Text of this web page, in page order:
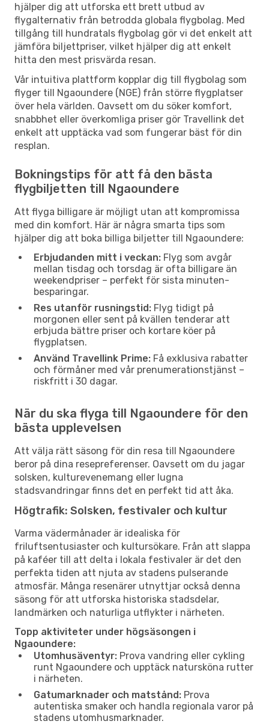
hjälper dig att utforska ett brett utbud av
flygalternativ från betrodda globala flygbolag. Med
tillgång till hundratals flygbolag gör vi det enkelt att
jämföra biljettpriser, vilket hjälper dig att enkelt
hitta den mest prisvärda resan.
Vår intuitiva plattform kopplar dig till flygbolag som
flyger till Ngaoundere (NGE) från större flygplatser
över hela världen. Oavsett om du söker komfort,
snabbhet eller överkomliga priser gör Travellink det
enkelt att upptäcka vad som fungerar bäst för din
resplan.
Bokningstips för att få den bästa
flygbiljetten till Ngaoundere
Att flyga billigare är möjligt utan att kompromissa
med din komfort. Här är några smarta tips som
hjälper dig att boka billiga biljetter till Ngaoundere:
Erbjudanden mitt i veckan: Flyg som avgår
mellan tisdag och torsdag är ofta billigare än
weekendpriser – perfekt för sista minuten-
besparingar.
Res utanför rusningstid: Flyg tidigt på
morgonen eller sent på kvällen tenderar att
erbjuda bättre priser och kortare köer på
flygplatsen.
Använd Travellink Prime: Få exklusiva rabatter
och förmåner med vår prenumerationstjänst –
riskfritt i 30 dagar.
När du ska flyga till Ngaoundere för den
bästa upplevelsen
Att välja rätt säsong för din resa till Ngaoundere
beror på dina resepreferenser. Oavsett om du jagar
solsken, kulturevenemang eller lugna
stadsvandringar finns det en perfekt tid att åka.
Högtrafik: Solsken, festivaler och kultur
Varma vädermånader är idealiska för
friluftsentusiaster och kultursökare. Från att slappa
på kaféer till att delta i lokala festivaler är det den
perfekta tiden att njuta av stadens pulserande
atmosfär. Många resenärer utnyttjar också denna
säsong för att utforska historiska stadsdelar,
landmärken och naturliga utflykter i närheten.
Topp aktiviteter under högsäsongen i
Ngaoundere:
Utomhusäventyr: Prova vandring eller cykling
runt Ngaoundere och upptäck natursköna rutter
i närheten.
Gatumarknader och matstånd: Prova
autentiska smaker och handla regionala varor på
stadens utomhusmarknader.